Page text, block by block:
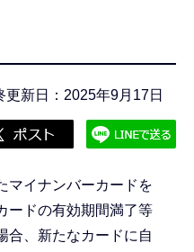
更新日：2025年9月17日
マイナンバーカードを
ードの有効期間満了等
合、新たなカードに自